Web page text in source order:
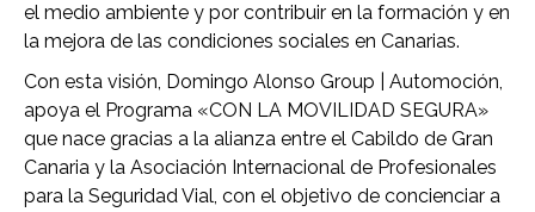
el medio ambiente y por contribuir en la formación y en
la mejora de las condiciones sociales en Canarias.
Con esta visión, Domingo Alonso Group | Automoción,
apoya el Programa «CON LA MOVILIDAD SEGURA»
que nace gracias a la alianza entre el Cabildo de Gran
Canaria y la Asociación Internacional de Profesionales
para la Seguridad Vial, con el objetivo de concienciar a